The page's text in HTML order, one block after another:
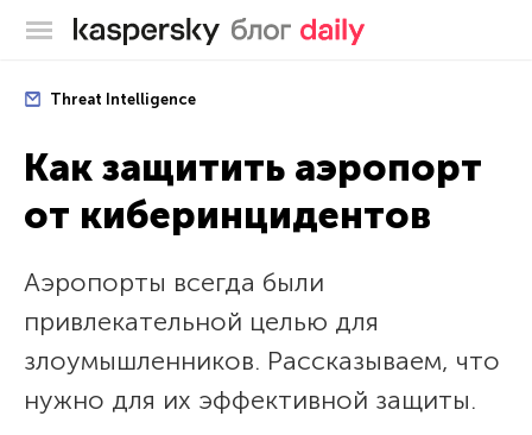
Блог Касперского
Threat Intelligence
Как защитить аэропорт
от киберинцидентов
Аэропорты всегда были
привлекательной целью для
злоумышленников. Рассказываем, что
нужно для их эффективной защиты.